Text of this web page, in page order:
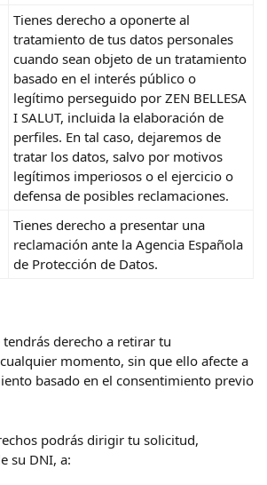
Tienes derecho a oponerte al
tratamiento de tus datos personales
cuando sean objeto de un tratamiento
basado en el interés público o
legítimo perseguido por ZEN BELLESA
I SALUT, incluida la elaboración de
perfiles. En tal caso, dejaremos de
tratar los datos, salvo por motivos
legítimos imperiosos o el ejercicio o
defensa de posibles reclamaciones.
Tienes derecho a presentar una
reclamación ante la Agencia Española
de Protección de Datos.
derecho a retirar tu
momento, sin que ello afecte a
basado en el consentimiento previo
podrás dirigir tu solicitud,
su DNI, a: